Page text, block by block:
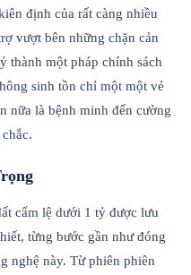
định của rất càng nhiều
vượt bên những chặn cản
thành một pháp chính sách
sinh tồn chỉ một một vẻ
nữa là bệnh minh đến cường
cẩm lệ dưới 1 tỷ được lưu
từng bước gần như đóng
nghệ này. Từ phiên phiên